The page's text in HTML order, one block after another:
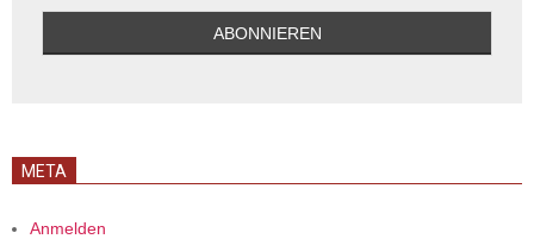
META
Anmelden